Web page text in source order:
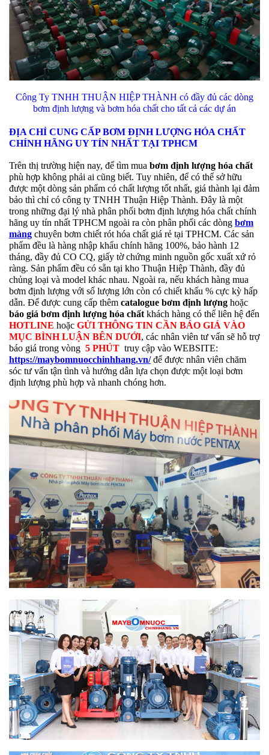
Công Ty TNHH THUẬN HIỆP THÀNH có đầy đủ các dòng
bơm định lượng và bơm hóa chất cho tất cả các dự án
ĐỊA CHỈ CUNG CẤP BƠM ĐỊNH LƯỢNG HÓA CHẤT
CHÍNH HÃNG UY TÍN NHẤT TẠI TPHCM
Trên thị trường hiện nay, để tìm mua bơm định lượng hóa chất
phù hợp không phải ai cũng biết. Tuy nhiên, để có thể sở hữu
được một dòng sản phẩm có chất lượng tốt nhất, giá thành lại đảm
bảo thì chỉ có công ty TNHH Thuận Hiệp Thành. Đây là một
trong những đại lý nhà phân phối bơm định lượng hóa chất chính
hãng uy tín nhất TPHCM ngoài ra còn phân phối các dòng bơm
màng chuyên bơm chiết rót hóa chất giá rẻ tại TPHCM. Các sản
phẩm đều là hàng nhập khẩu chính hãng 100%, bảo hành 12
tháng, đầy đủ CO CQ, giấy tờ chứng minh nguồn gốc xuất xứ rỏ
ràng. Sản phẩm đều có sẵn tại kho Thuận Hiệp Thành, đầy đủ
chủng loại và model khác nhau. Ngoài ra, nếu khách hàng mua
bơm định lượng với số lượng lớn còn có chiết khấu % cực kỳ hấp
dẫn. Để được cung cấp thêm catalogue bơm định lượng hoặc
báo giá bơm định lượng hóa chất khách hàng có thể liên hệ đến
HOTLINE hoặc GỬI THÔNG TIN CẦN BÁO GIÁ VÀO
MỤC BÌNH LUẬN BÊN DƯỚI, các nhân viên tư vấn sẽ hỗ trợ
báo giá trong vòng 5 PHÚT truy cập vào WEBSITE:
https://maybomnuocchinhhang.vn/để được nhân viên chăm
sóc tư vấn tận tình và hướng dẫn lựa chọn được một loại bơm
định lượng phù hợp và nhanh chóng hơn.